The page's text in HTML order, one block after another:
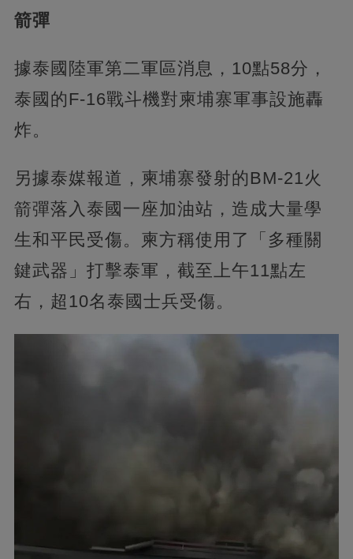
箭彈
據泰國陸軍第二軍區消息，10點58分，
泰國的F-16戰斗機對柬埔寨軍事設施轟
炸。
另據泰媒報道，柬埔寨發射的BM-21火
箭彈落入泰國一座加油站，造成大量學
生和平民受傷。柬方稱使用了「多種關
鍵武器」打擊泰軍，截至上午11點左
右，超10名泰國士兵受傷。